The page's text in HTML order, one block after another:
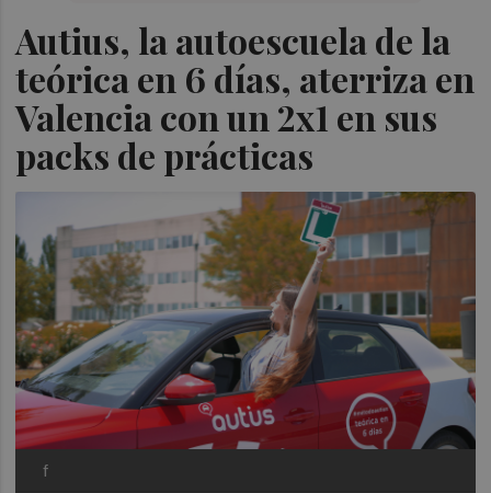
Autius, la autoescuela de la
teórica en 6 días, aterriza en
Valencia con un 2x1 en sus
packs de prácticas
f